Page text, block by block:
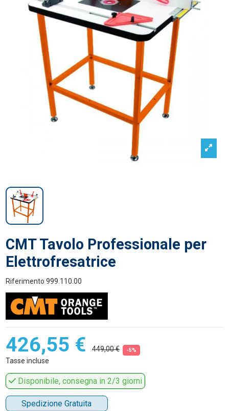
CMT Tavolo Professionale per
Elettrofresatrice
Riferimento 999.110.00
426,55 € 449,00 € -5%
Tasse incluse
Disponibile, consegna in 2/3 giorni
Spedizione Gratuita